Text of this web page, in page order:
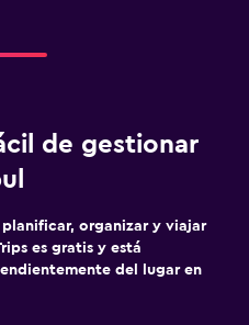
de gestionar
planificar, organizar y viajar
es gratis y está
del lugar en